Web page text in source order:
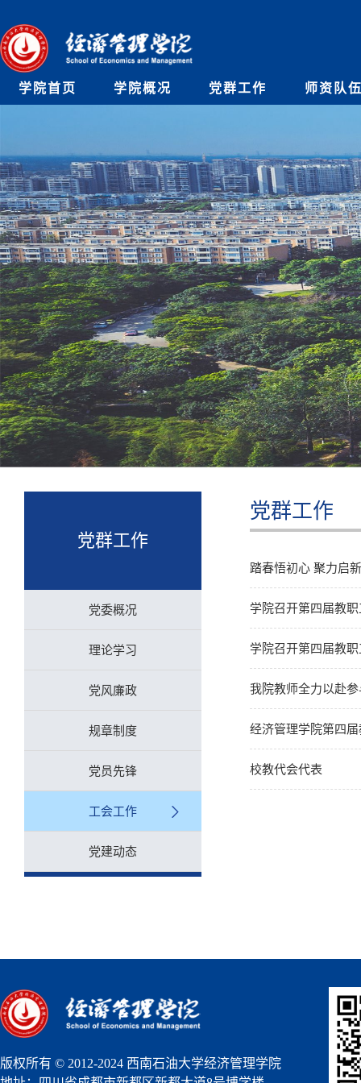
学院首页 学院概况 党群工作 师资队
党群工作
党委概况
理论学习
党风廉政
规章制度
党员先锋
工会工作
党建动态
党群工作
踏春悟初心 聚力启
学院召开第四届教
学院召开第四届教
我院教师全力以赴
经济管理学院第四
校教代会代表
版权所有 © 2012-2024 西南石油大学经济管理学院